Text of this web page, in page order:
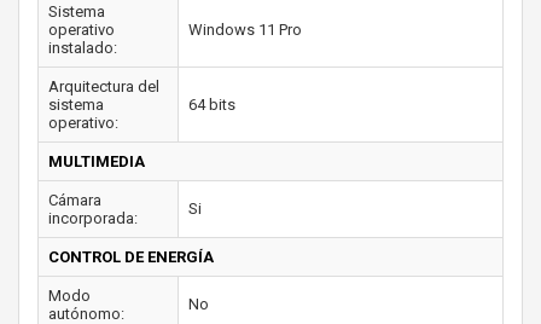
Sistema
operativo
instalado:
Windows 11 Pro
Arquitectura del
sistema
operativo:
64 bits
MULTIMEDIA
Cámara
incorporada:
Si
CONTROL DE ENERGÍA
Modo
autónomo:
No